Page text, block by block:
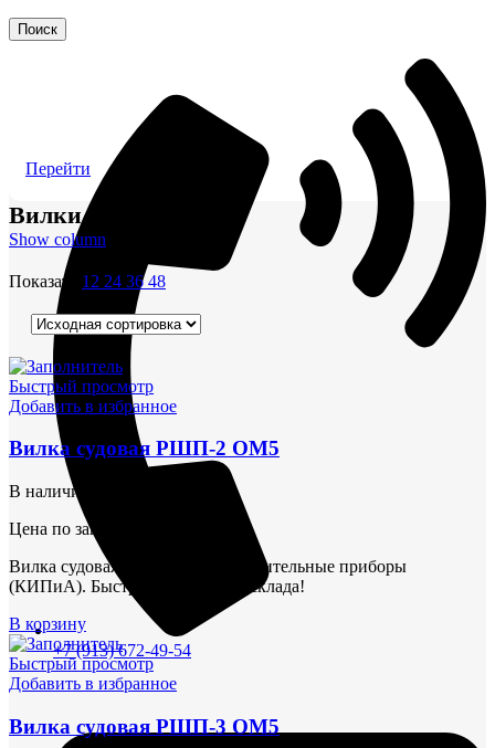
Поиск
+7 (913) 672-49-54
Перейти
Вилки
Show column
Показать 12 24 3648
Быстрый просмотр
Добавить в избранное
Вилка судовая РШП-2 ОМ5
В наличии
Цена по запросу
Вилка судовая Контрольно-измерительные приборы
(КИПиА). Быстрая поставка со склада!
В корзину
Быстрый просмотр
Добавить в избранное
Вилка судовая РШП-3 ОМ5